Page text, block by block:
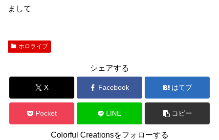
まして
ホロライブ
シェアする
X Facebook はてブ
Pocket LINE コピー
Colorful Creationsをフォローする